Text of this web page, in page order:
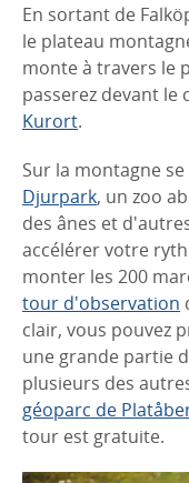
En sortant de
le plateau
monte à travers le
passerez devant
Kurort.
Sur la montagne
Djurpark, un zoo
des ânes et
accélérer votre
monter les 200
tour d'observation
clair, vous pouvez
une grande partie
plusieurs des
géoparc de
tour est gratuite.